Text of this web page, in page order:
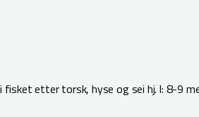
etter torsk, hyse og sei hj. l: 8-9